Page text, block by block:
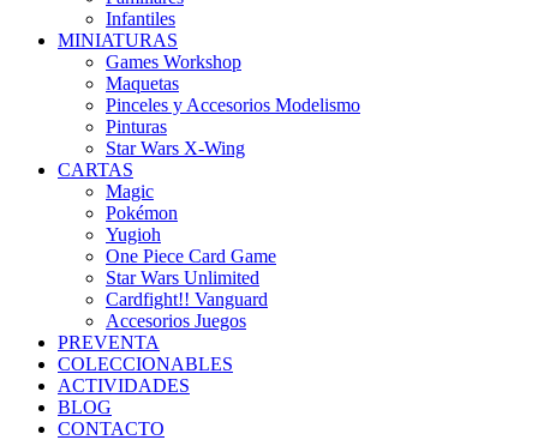
Infantiles
MINIATURAS
Games Workshop
Maquetas
Pinceles y Accesorios Modelismo
Pinturas
Star Wars X-Wing
CARTAS
Magic
Pokémon
Yugioh
One Piece Card Game
Star Wars Unlimited
Cardfight!! Vanguard
Accesorios Juegos
PREVENTA
COLECCIONABLES
ACTIVIDADES
BLOG
CONTACTO